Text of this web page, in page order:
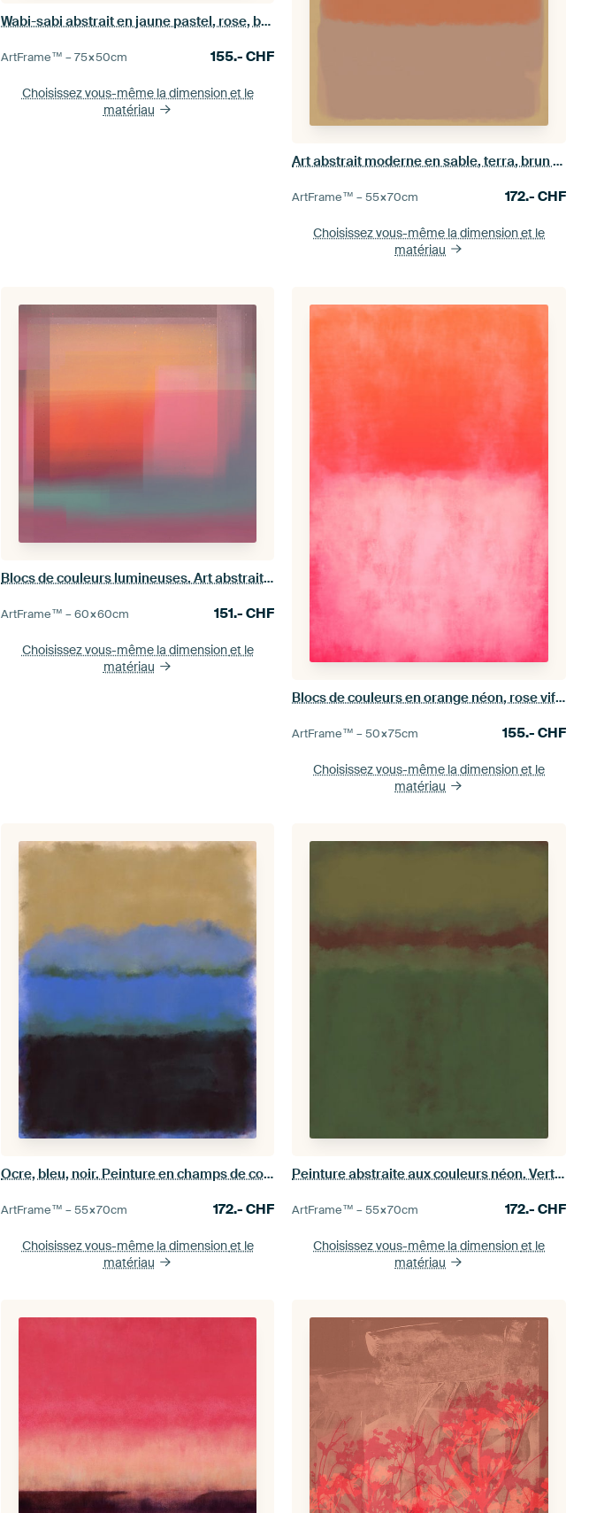
Wabi-sabi abstrait en jaune pastel, rose, beige, bleu clair II
ArtFrame™ –75×50cm 155.-CHF
Choisissez vous-même la dimensionet le
matériau
Art abstrait moderne en sable, terra, brun chaud et ocre
ArtFrame™ –55×70cm 172.- CHF
Choisissez vous-même la dimensionet le
matériau
Blocs de couleurs lumineuses. Art abstrait moderne aux couleurs néon. Jaune, orange, vert et rose
ArtFrame™ –60×60cm 151.-CHF
Choisissez vous-même la dimensionet le
matériau
Blocs de couleurs en orange néon, rose vif et blanc. Abstrait dans les tons pastels
ArtFrame™ –50×75cm 155.- CHF
Choisissez vous-même la dimensionet le
matériau
Ocre, bleu, noir. Peinture en champs de couleurs inspirée de Mark Rothko.
ArtFrame™ –55×70cm 172.-CHF
Choisissez vous-même la dimensionet le
matériau
Peinture abstraite aux couleurs néon. Verts chauds et bruns.
ArtFrame™ –55×70cm 172.- CHF
Choisissez vous-même la dimensionet le
matériau